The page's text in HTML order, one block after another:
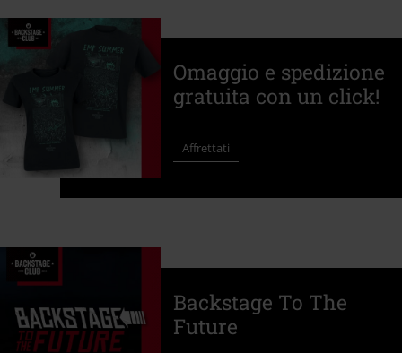
Omaggio e spedizione
gratuita con un click!
Affrettati
Backstage To The
Future